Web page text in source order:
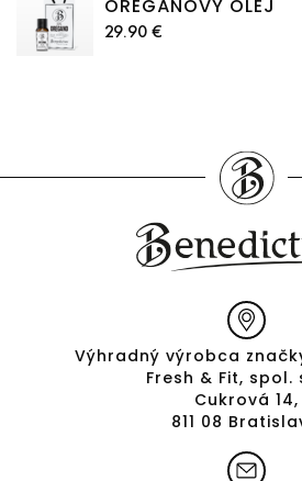
OREGÁNOVÝ OLEJ
29.90 €
Výhradný výrobca značky
Fresh & Fit, spol.
Cukrová 14,
811 08